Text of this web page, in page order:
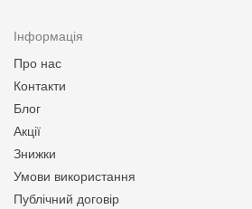
Інформація
Про нас
Контакти
Блог
Акції
Знижки
Умови використання
Публічний договір